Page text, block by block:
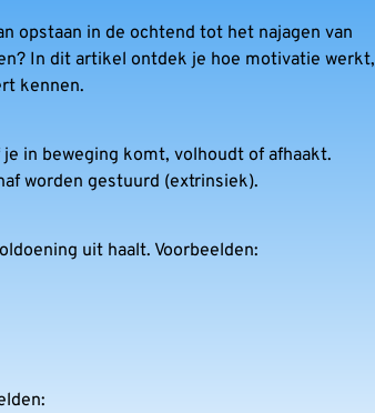
opstaan in de ochtend tot het najagen van
In dit artikel ontdek je hoe motivatie werkt,
kennen.
in beweging komt, volhoudt of afhaakt.
worden gestuurd (extrinsiek).
uit haalt. Voorbeelden: